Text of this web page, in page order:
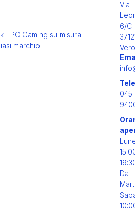
| PC Gaming su misura
marchio
Via
6/C
045
Da